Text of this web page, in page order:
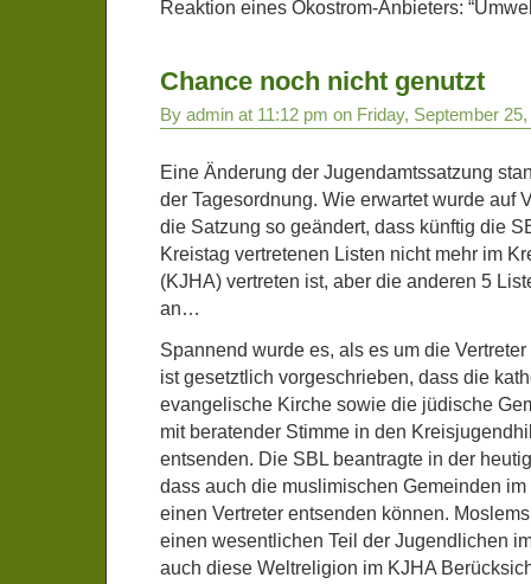
Reaktion eines Ökostrom-Anbieters:
Chance noch nicht genutzt
By admin at 11:12 pm on Friday, September 25,
Eine Änderung der Jugendamtssatzung
der Tagesordnung. Wie erwartet wurde auf
die Satzung so geändert, dass künftig die
Kreistag vertretenen Listen nicht mehr im
(KJHA) vertreten ist, aber die anderen 5
an…
Spannend wurde es, als es um die
ist gesetztlich vorgeschrieben, dass die
evangelische Kirche sowie die jüdische
mit beratender Stimme in den
entsenden. Die SBL beantragte in der
dass auch die muslimischen Gemeinden
einen Vertreter entsenden können.
einen wesentlichen Teil der Jugendlichen
auch diese Weltreligion im KJHA